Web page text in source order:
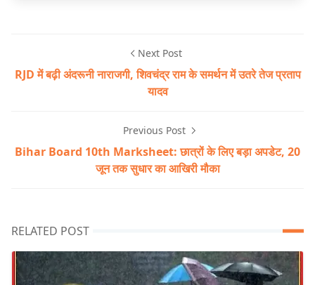
Next Post
RJD में बढ़ी अंदरूनी नाराजगी, शिवचंद्र राम के समर्थन में उतरे तेज प्रताप
यादव
Previous Post
Bihar Board 10th Marksheet: छात्रों के लिए बड़ा अपडेट, 20
जून तक सुधार का आखिरी मौका
RELATED POST